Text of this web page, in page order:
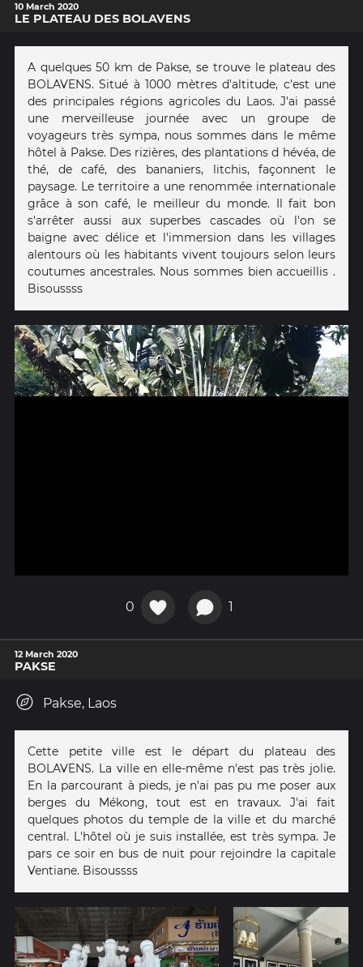
10 March 2020
LE PLATEAU DES BOLAVENS
A quelques 50 km de Pakse, se trouve le plateau des
BOLAVENS. Situé à 1000 mètres d'altitude, c'est une
des principales régions agricoles du Laos. J'ai passé
une merveilleuse journée avec un groupe de
voyageurs très sympa, nous sommes dans le même
hôtel à Pakse. Des rizières, des plantations d hévéa, de
thé, de café, des bananiers, litchis, façonnent le
paysage. Le territoire a une renommée internationale
grâce à son café, le meilleur du monde. Il fait bon
s'arrêter aussi aux superbes cascades où l'on se
baigne avec délice et l'immersion dans les villages
alentours où les habitants vivent toujours selon leurs
coutumes ancestrales. Nous sommes bien accueillis .
Bisoussss
0 1
12 March 2020
PAKSE
Pakse, Laos
Cette petite ville est le départ du plateau des
BOLAVENS. La ville en elle-même n'est pas très jolie.
En la parcourant à pieds, je n'ai pas pu me poser aux
berges du Mékong, tout est en travaux. J'ai fait
quelques photos du temple de la ville et du marché
central. L'hôtel où je suis installée, est très sympa. Je
pars ce soir en bus de nuit pour rejoindre la capitale
Ventiane. Bisoussss